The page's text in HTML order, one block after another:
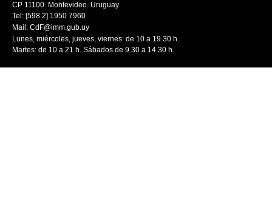
CP 11100. Montevideo. Uruguay
Tel: [598 2] 1950 7960
Mail: CdF@imm.gub.uy
Lunes, miércoles, jueves, viernes: de 10 a 19.30 h.
Martes: de 10 a 21 h. Sábados de 9.30 a 14.30 h.